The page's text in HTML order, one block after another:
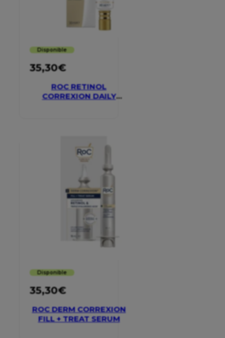
Disponible
35,30€
ROC RETINOL
CORREXION DAILY
Disponible
35,30€
ROC DERM CORREXION
FILL + TREAT SERUM